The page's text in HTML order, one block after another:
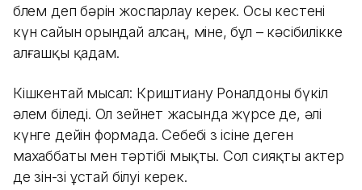
бөлем деп бәрін жоспарлау керек. Осы кестені
күн сайын орындай алсаң, міне, бұл – кәсібилікке
алғашқы қадам.
Кішкентай мысал: Криштиану Роналдоны бүкіл
әлем біледі. Ол зейнет жасында жүрсе де, әлі
күнге дейін формада. Себебі өз ісіне деген
махаббаты мен тәртібі мықты. Сол сияқты актер
де өзін-өзі ұстай білуі керек.